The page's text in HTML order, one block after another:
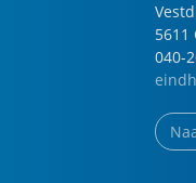
5611
040-